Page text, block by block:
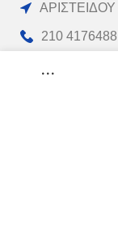
ΑΡΙΣΤΕΙΔΟΥ
210 4176488